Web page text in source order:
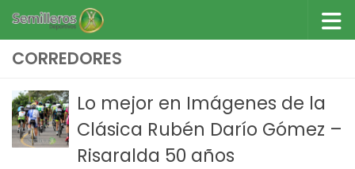
Saltar al contenido
CORREDORES
Lo mejor en Imágenes de la
Clásica Rubén Darío Gómez –
Risaralda 50 años